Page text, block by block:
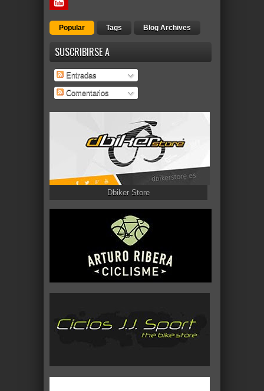
Popular Tags Blog Archives
SUSCRIBIRSE A
Entradas
Comentarios
Dbiker Store